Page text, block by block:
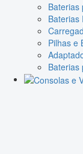
Baterias
Baterias
Pilhas e
Baterias